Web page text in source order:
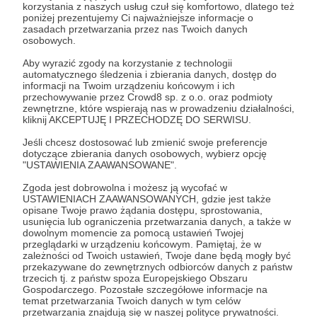
korzystania z naszych usług czuł się komfortowo, dlatego też
poniżej prezentujemy Ci najważniejsze informacje o
zasadach przetwarzania przez nas Twoich danych
osobowych.
Aby wyrazić zgody na korzystanie z technologii
automatycznego śledzenia i zbierania danych, dostęp do
informacji na Twoim urządzeniu końcowym i ich
przechowywanie przez Crowd8 sp. z o.o. oraz podmioty
zewnętrzne, które wspierają nas w prowadzeniu działalności,
kliknij AKCEPTUJĘ I PRZECHODZĘ DO SERWISU.
Jeśli chcesz dostosować lub zmienić swoje preferencje
dotyczące zbierania danych osobowych, wybierz opcję
"USTAWIENIA ZAAWANSOWANE".
Zgoda jest dobrowolna i możesz ją wycofać w
USTAWIENIACH ZAAWANSOWANYCH, gdzie jest także
opisane Twoje prawo żądania dostępu, sprostowania,
usunięcia lub ograniczenia przetwarzania danych, a także w
dowolnym momencie za pomocą ustawień Twojej
przeglądarki w urządzeniu końcowym. Pamiętaj, że w
zależności od Twoich ustawień, Twoje dane będą mogły być
przekazywane do zewnętrznych odbiorców danych z państw
trzecich tj. z państw spoza Europejskiego Obszaru
Gospodarczego. Pozostałe szczegółowe informacje na
temat przetwarzania Twoich danych w tym celów
przetwarzania znajdują się w naszej polityce prywatności.
liczyć! To wspaniałe poczucie koleżeństwa,
zarówno przed jak i po meczach, wynika właśnie
ze zdecydowanie fizycznych i sportowych cech
rugby. Tradycja pozaboiskowych przyjaźni i relacji
towarzyskich wśród zawodników z rywalizujących
drużyn stanowi esencję gry.
OLSZTYNzaś, to przepiękne miasto zwane
Krainą Tysiąca Jezior. Oprócz malowniczych
zbiorników wodnych jest tu mnóstwo zabytków
oraz dzikiej przyrody, której okoliczności sprzyjają
uprawianiu różnego rodzaju sportów, a w
szczególności rugby! :)
Stadion
Wspólnie prowadzimy działania mające na celu
odbudowę naszego obiektu przy ulicy
Gietkowskiej.
Rozwiń opis
Cele
Funkcjonowanie Rugby Team
Olsztyn
10 000 zł
miesięcznie
9 804 zł
brakuje
1%
My nie zarabiamy na sporcie. Sami
płacimy składki, aby robić to co
lubimy oraz dawać radość innym.
W sezonie 2021/2022 po długiej
przerwie przystąpiliśmy do
rozgrywek II ligi rugby XV. To
kosztuje, gdyż są to wyjazdy na